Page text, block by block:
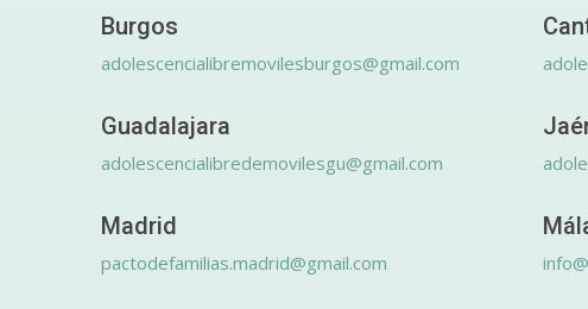
Burgos
adolescencialibremovilesburgos@gmail.com
Guadalajara
adolescencialibredemovilesgu@gmail.com
Madrid
pactodefamilias.madrid@gmail.com